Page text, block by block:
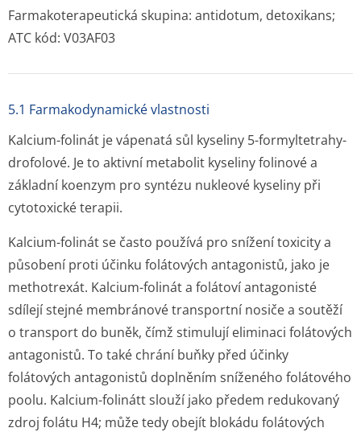
Farmakoterapeutická skupina: antidotum, detoxikans;
ATC kód: V03AF03
5.1 Farmakodynamické vlastnosti
Kalcium-folinát je vápenatá sůl kyseliny 5-formyltetrahy­
drofolové. Je to aktivní metabolit kyseliny folinové a
základní koenzym pro syntézu nukleové kyseliny při
cytotoxické terapii.
Kalcium-folinát se často používá pro snížení toxicity a
působení proti účinku folátových antagonistů, jako je
methotrexát. Kalcium-folinát a folátoví antagonisté
sdílejí stejné membránové transportní nosiče a soutěží
o transport do buněk, čímž stimulují eliminaci folátových
antagonistů. To také chrání buňky před účinky
folátových antagonistů doplněním sníženého folátového
poolu. Kalcium-folinátt slouží jako předem redukovaný
zdroj folátu H4; může tedy obejít blokádu folátových